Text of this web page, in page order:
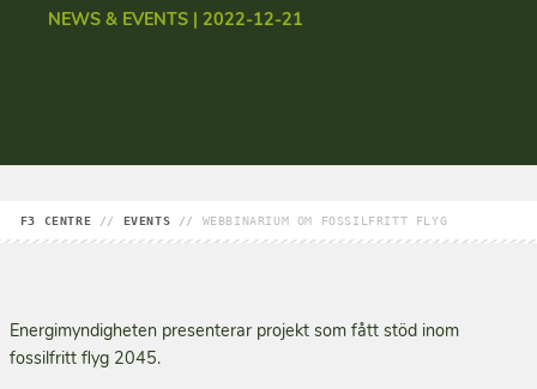
NEWS & EVENTS | 2022-12-21
F3 CENTRE // EVENTS // WEBBINARIUM OM FOSSILFRITT FLYG
Energimyndigheten presenterar projekt som fått stöd inom
fossilfritt flyg 2045.